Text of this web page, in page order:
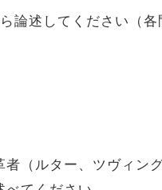
述してください（各
（ルター、ツヴィン